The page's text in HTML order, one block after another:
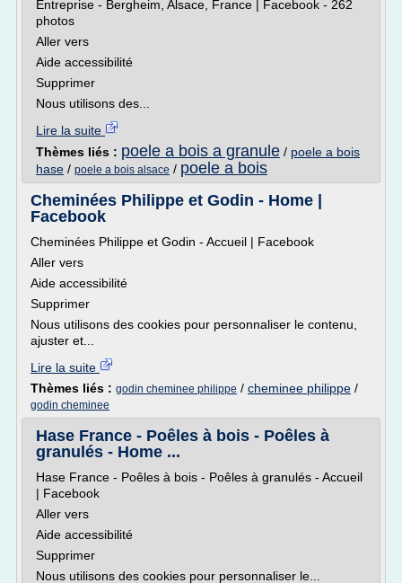
Entreprise - Bergheim, Alsace, France | Facebook - 262
photos
Aller vers
Aide accessibilité
Supprimer
Nous utilisons des...
Lire la suite
Thèmes liés : poele a bois a granule / poele a bois
hase / poele a bois alsace / poele a bois
Cheminées Philippe et Godin - Home |
Facebook
Cheminées Philippe et Godin - Accueil | Facebook
Aller vers
Aide accessibilité
Supprimer
Nous utilisons des cookies pour personnaliser le contenu,
ajuster et...
Lire la suite
Thèmes liés : godin cheminee philippe / cheminee philippe /
godin cheminee
Hase France - Poêles à bois - Poêles à
granulés - Home ...
Hase France - Poêles à bois - Poêles à granulés - Accueil
| Facebook
Aller vers
Aide accessibilité
Supprimer
Nous utilisons des cookies pour personnaliser le...